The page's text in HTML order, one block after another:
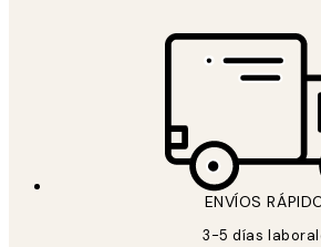
ENVÍOS
3-5 días